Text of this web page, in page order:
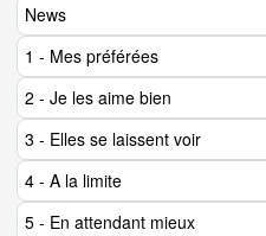
News
1 - Mes préférées
2 - Je les aime bien
3 - Elles se laissent voir
4 - A la limite
5 - En attendant mieux